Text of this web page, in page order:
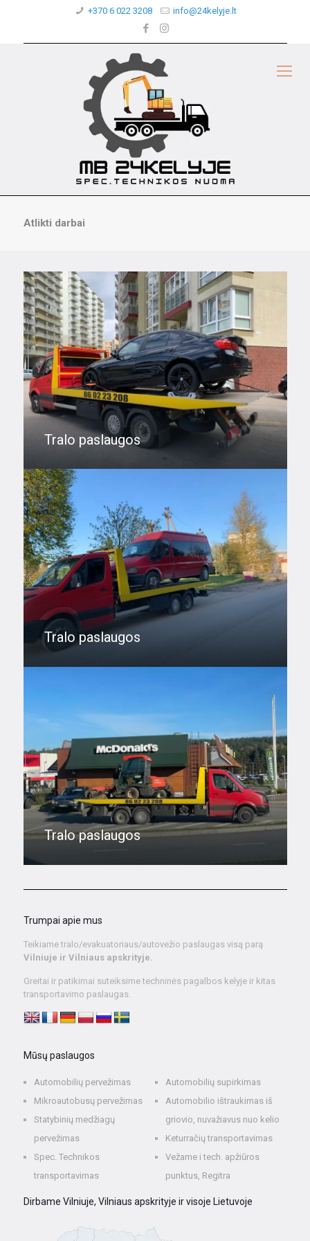
+370 6 022 3208 info@24kelyje.lt
Atlikti darbai
Tralo paslaugos
Tralo paslaugos
Tralo paslaugos
Trumpai apie mus
Teikiame tralo/evakuatoriaus/autovežio paslaugas visą parą
Vilniuje ir Vilniaus apskrityje.
Greitai ir patikimai suteiksime techninės pagalbos kelyje ir kitas
transportavimo paslaugas.
Mūsų paslaugos
Automobilių pervežimas
Mikroautobusų pervežimas
Statybinių medžiagų
pervežimas
Spec. Technikos
transportavimas
Automobilių supirkimas
Automobilio ištraukimas iš
griovio, nuvažiavus nuo kelio
Keturračių transportavimas
Vežame i tech. apžiūros
punktus, Regitra
Dirbame Vilniuje, Vilniaus apskrityje ir visoje Lietuvoje